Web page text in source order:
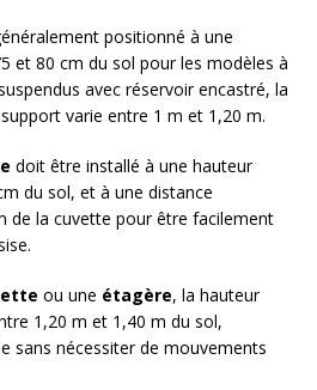
positionné à une
et 80 cm du sol pour les modèles à
avec réservoir encastré, la
varie entre 1 m et 1,20 m.
doit être installé à une hauteur
du sol, et à une distance
de la cuvette pour être facilement
ou une étagère, la hauteur
1,20 m et 1,40 m du sol,
sans nécessiter de mouvements